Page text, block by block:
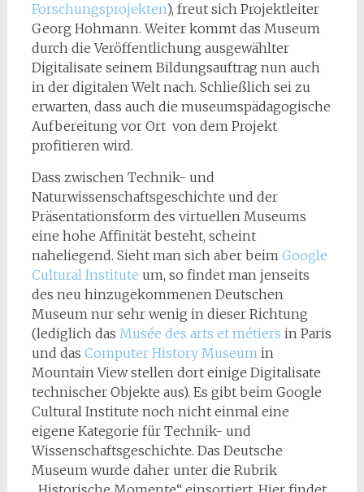
Forschungsprojekten), freut sich Projektleiter
Georg Hohmann. Weiter kommt das Museum
durch die Veröffentlichung ausgewählter
Digitalisate seinem Bildungsauftrag nun auch
in der digitalen Welt nach. Schließlich sei zu
erwarten, dass auch die museumspädagogische
Aufbereitung vor Ort von dem Projekt
profitieren wird.
Dass zwischen Technik- und
Naturwissenschaftsgeschichte und der
Präsentationsform des virtuellen Museums
eine hohe Affinität besteht, scheint
naheliegend. Sieht man sich aber beim Google
Cultural Institute um, so findet man jenseits
des neu hinzugekommenen Deutschen
Museum nur sehr wenig in dieser Richtung
(lediglich das Musée des arts et métiers in Paris
und das Computer History Museumin
Mountain View stellen dort einige Digitalisate
technischer Objekte aus). Es gibt beim Google
Cultural Institute noch nicht einmal eine
eigene Kategorie für Technik- und
Wissenschaftsgeschichte. Das Deutsche
Museum wurde daher unter die Rubrik